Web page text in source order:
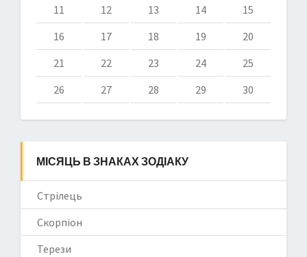
11
12 13 14
15
16
17 18 19
20
21
22 23 24
25
26
27 28 29 30
МІСЯЦЬ В ЗНАКАХ ЗОДІАКУ
Стрілець
Скорпіон
Терези